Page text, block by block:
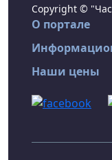
Copyright ©
О портале
Наши цены